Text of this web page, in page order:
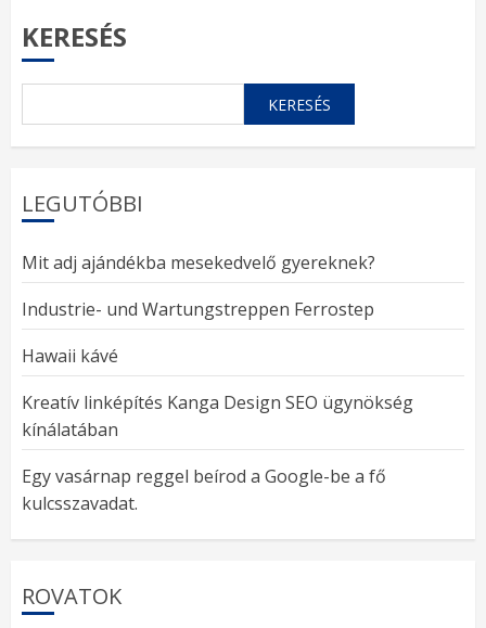
KERESÉS
KERESÉS
LEGUTÓBBI
Mit adj ajándékba mesekedvelő gyereknek?
Industrie- und Wartungstreppen Ferrostep
Hawaii kávé
Kreatív linképítés Kanga Design SEO ügynökség
kínálatában
Egy vasárnap reggel beírod a Google-be a fő
kulcsszavadat.
ROVATOK